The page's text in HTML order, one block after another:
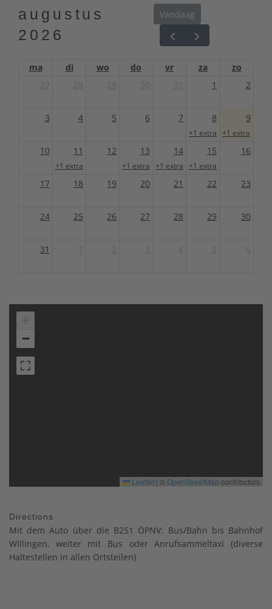
augustus
2026
Vandaag
ma di wo do vr za
zo
1 2
3 4 5 6 7 8
+1 extra
9
+1 extra
10 11
+1 extra
12 13
+1 extra
14
+1 extra
15
+1 extra
16
17 18 19 20 21 22 23
24 25 26 27 28 29 30
31
−
Leaflet | ©OpenStreetMap contributors
Directions
Mit dem Auto über die B251 ÖPNV: Bus/Bahn bis Bahnhof
Willingen, weiter mit Bus oder Anrufsammeltaxi (diverse
Haltestellen in allen Ortsteilen)